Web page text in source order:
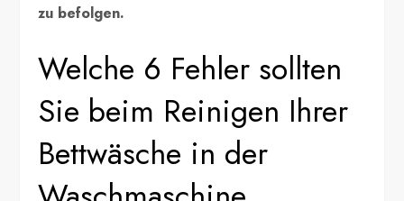
zu befolgen.
Welche 6 Fehler sollten
Sie beim Reinigen Ihrer
Bettwäsche in der